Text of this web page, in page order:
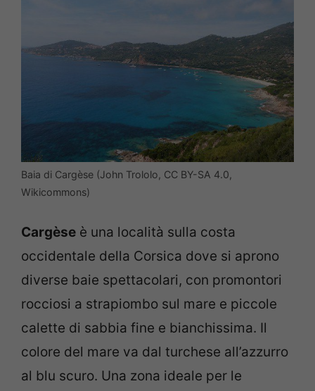
Baia di Cargèse (John Trololo, CC BY-SA 4.0,
Wikicommons)
Cargèse è una località sulla costa
occidentale della Corsica dove si aprono
diverse baie spettacolari, con promontori
rocciosi a strapiombo sul mare e piccole
calette di sabbia fine e bianchissima. Il
colore del mare va dal turchese all’azzurro
al blu scuro. Una zona ideale per le